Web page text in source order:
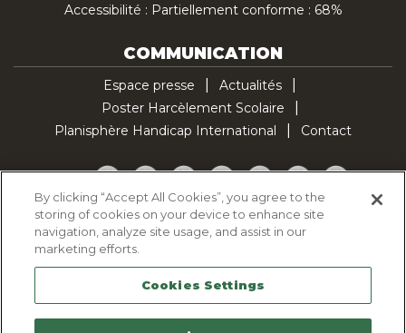
Accessibilité : Partiellement conforme : 68%
COMMUNICATION
Espace presse
Actualités
Poster Harcèlement Scolaire
Planisphère Handicap International
Contact
Facebook
TwitterYouTubePinterestInstagramLinkedInTikTok
Politique d'utilisation des cookies
Politique de confidentialité
Mentions légales
Plan du site
Contactez-nous
By clicking “Accept All Cookies”, you agree to the
storing of cookies on your device to enhance site
navigation, analyze site usage, and assist in our
marketing efforts.
Cookies Settings